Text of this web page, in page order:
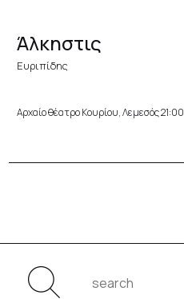
Άλκηστις
Ευριπίδης
Αρχαίο θέατρο Κουρίου, Λεμεσός 21:00